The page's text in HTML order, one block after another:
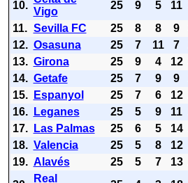
10.
Vigo
25 9 5 11
11. Sevilla FC 25 8 8 9
12. Osasuna 25 7 11 7
13. Girona 25 9 4 12
14. Getafe 25 7 9 9
15.
Espanyol 25 7 6 12
16.
Leganes 25 5 9 11
17.
Las Palmas 25 6 5 14
18. Valencia 25 5 8 12
19. Alavés 25 5 7 13
Real